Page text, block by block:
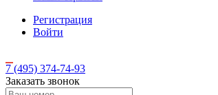
Регистрация
Войти
7 (495) 374-74-93
Заказать звонок